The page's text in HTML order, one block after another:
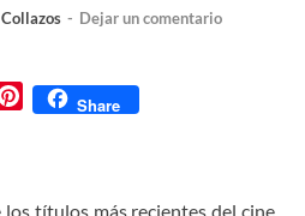
- Dejar un comentario
P
e
Share
títulos más recientes del cine